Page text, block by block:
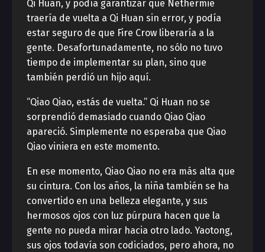
Qi Huan, y podía garantizar que Nethermie
traería de vuelta a Qi Huan sin error, y podía
estar seguro de que Fire Crow liberaría a la
gente. Desafortunadamente, no sólo no tuvo
tiempo de implementar su plan, sino que
también perdió un hijo aquí.
“Qiao Qiao, estás de vuelta.” Qi Huan no se
sorprendió demasiado cuando Qiao Qiao
apareció. Simplemente no esperaba que Qiao
Qiao viniera en este momento.
En ese momento, Qiao Qiao no era más alta que
su cintura. Con los años, la niña también se ha
convertido en una belleza elegante, y sus
hermosos ojos con luz púrpura hacen que la
gente no pueda mirar hacia otro lado. Yaotong,
sus ojos todavía son codiciados, pero ahora, no